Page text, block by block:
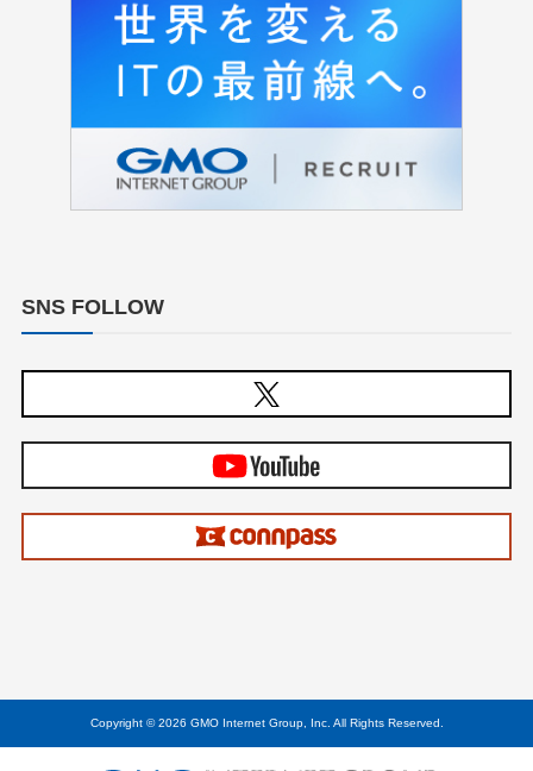
SNS FOLLOW
Copyright © 2026 GMO Internet Group, Inc. All Rights Reserved.